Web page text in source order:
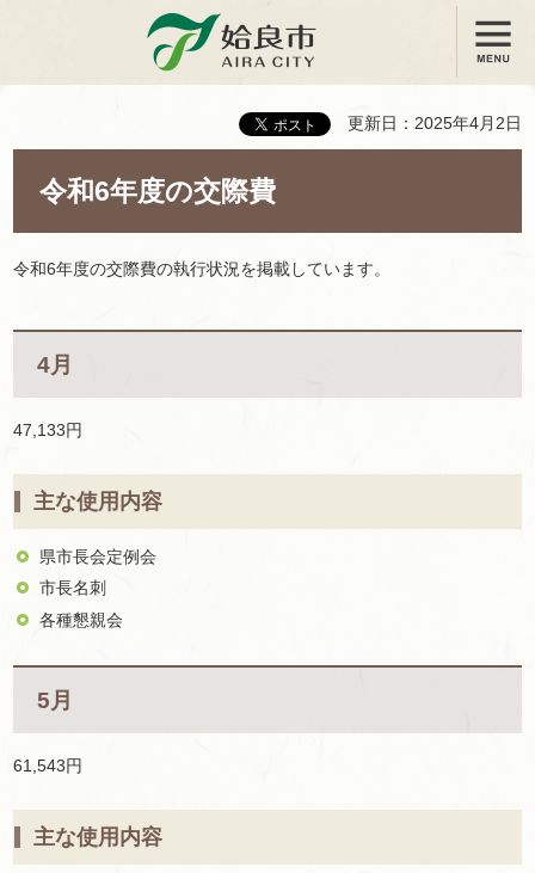
姶良市 メニュー
更新日：2025年4月2日
令和6年度の交際費
令和6年度の交際費の執行状況を掲載しています。
4月
47,133円
主な使用内容
県市長会定例会
市長名刺
各種懇親会
5月
61,543円
主な使用内容